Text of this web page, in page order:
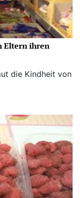
Eltern ihren
die Kindheit von